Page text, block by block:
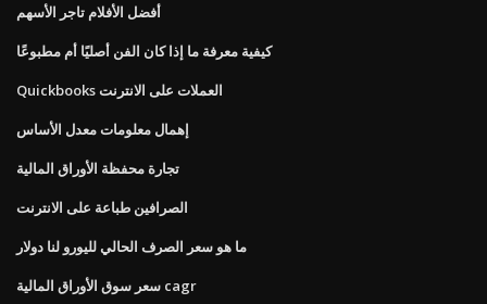
أفضل الأفلام تاجر الأسهم
كيفية معرفة ما إذا كان الفن أصليًا أم مطبوعًا
Quickbooks العملات على الانترنت
إهمال معلومات معدل الأساس
تجارة محفظة الأوراق المالية
الصرافين طباعة على الانترنت
ما هو سعر الصرف الحالي لليورو لنا دولار
سعر سوق الأوراق المالية cagr